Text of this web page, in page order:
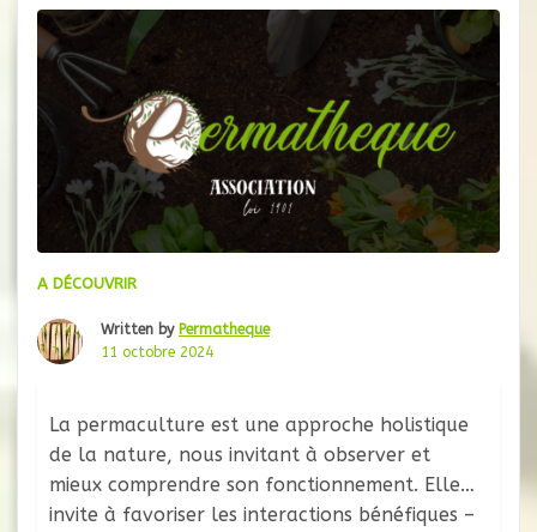
A DÉCOUVRIR
Written by Permatheque
11 octobre 2024
La permaculture est une approche holistique
de la nature, nous invitant à observer et
mieux comprendre son fonctionnement. Elle
invite à favoriser les interactions bénéfiques –